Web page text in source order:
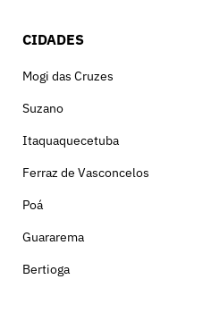
CIDADES
Mogi das Cruzes
Suzano
Itaquaquecetuba
Ferraz de Vasconcelos
Poá
Guararema
Bertioga